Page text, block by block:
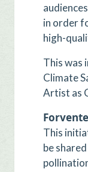
in order
high-
This was
Climate
Artist as
This
be